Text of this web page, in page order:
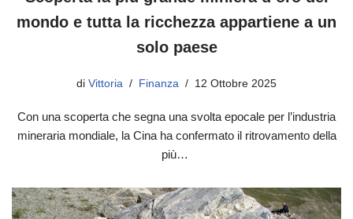
mondo e tutta la ricchezza appartiene a un
solo paese
di Vittoria Finanza 12 Ottobre 2025
Con una scoperta che segna una svolta epocale per l’industria
mineraria mondiale, la Cina ha confermato il ritrovamento della
più…